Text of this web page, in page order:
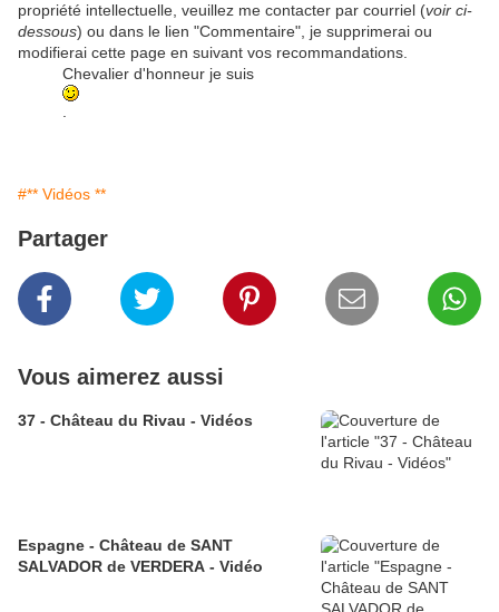
propriété intellectuelle, veuillez me contacter par courriel (voir ci-
dessous) ou dans le lien "Commentaire", je supprimerai ou
modifierai cette page en suivant vos recommandations.
Chevalier d'honneur je suis
#** Vidéos **
Partager
Vous aimerez aussi
37 - Château du Rivau - Vidéos
Espagne - Château de SANT
SALVADOR de VERDERA - Vidéo